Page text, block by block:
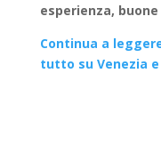
esperienza,
Continua a
tutto su Venezia